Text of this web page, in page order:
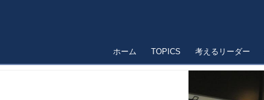
ホーム TOPICS 考えるリーダー